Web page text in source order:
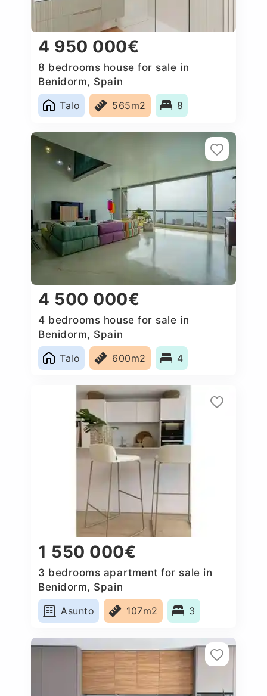
4 950 000€
8 bedrooms house for sale in
Benidorm, Spain
Talo
565m2 8
4 500 000€
4 bedrooms house for sale in
Benidorm, Spain
Talo
600m2 4
1 550 000€
3 bedrooms apartment for sale in
Benidorm, Spain
Asunto
107m2 3